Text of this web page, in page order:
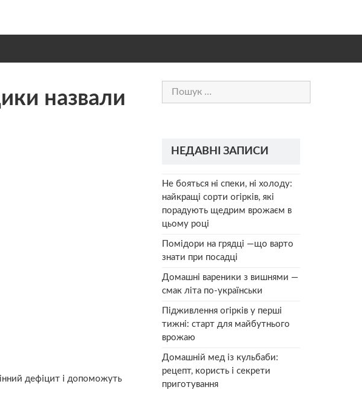
назвали
дефіцит і допоможуть
Пошук:
НЕДАВНІ ЗАПИСИ
Не бояться ні спеки, ні холоду:
найкращі сорти огірків, які
порадують щедрим врожаєм в
цьому році
Помідори на грядці —що варто
знати при посадці
Домашні вареники з вишнями —
смак літа по-українськи
Підживлення огірків у перші
тижні: старт для майбутнього
врожаю
Домашній мед із кульбаби:
рецепт, користь і секрети
приготування